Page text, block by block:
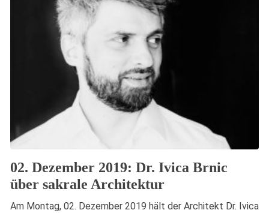
02. Dezember 2019: Dr. Ivica Brnic
über sakrale Architektur
Am Montag, 02. Dezember 2019 hält der Architekt Dr. Ivica